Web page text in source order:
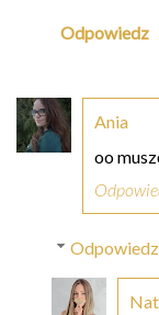
Odpowiedz
Ania
oo